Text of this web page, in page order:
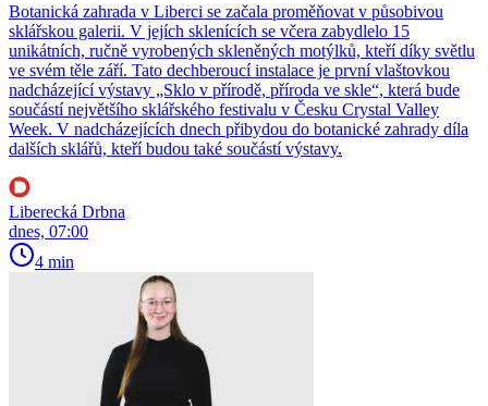
Botanická zahrada v Liberci se začala proměňovat v působivou
sklářskou galerii. V jejích sklenících se včera zabydlelo 15
unikátních, ručně vyrobených skleněných motýlků, kteří díky světlu
ve svém těle září. Tato dechberoucí instalace je první vlaštovkou
nadcházející výstavy „Sklo v přírodě, příroda ve skle“, která bude
součástí největšího sklářského festivalu v Česku Crystal Valley
Week. V nadcházejících dnech přibydou do botanické zahrady díla
dalších sklářů, kteří budou také součástí výstavy.
Liberecká Drbna
dnes, 07:00
4 min